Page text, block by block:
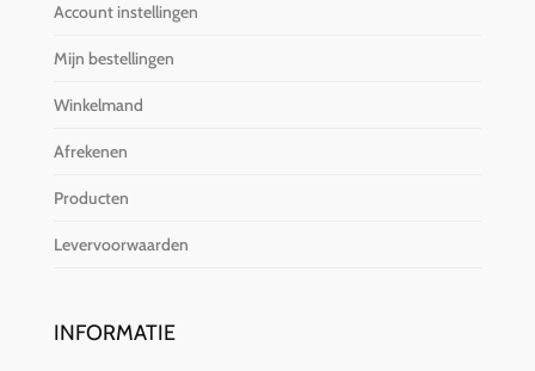
Account instellingen
Mijn bestellingen
Winkelmand
Afrekenen
Producten
Levervoorwaarden
INFORMATIE